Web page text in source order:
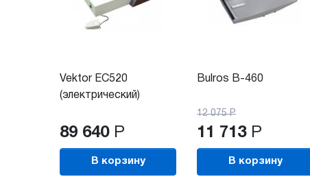
Vektor EC520
(электрический)
89 640 Р
В корзину
Bulros B-460
12 075 Р
11 713 Р
В корзину